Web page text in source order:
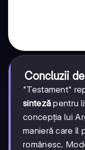
Concluzii
"Testament"
sinteză pentru
concepția lui
manieră care îl
românesc.